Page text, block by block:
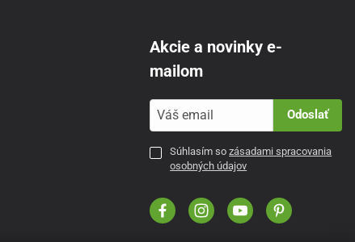
Akcie a novinky e-
mailom
Odoslať
Súhlasím sozásadami spracovania
osobných údajov